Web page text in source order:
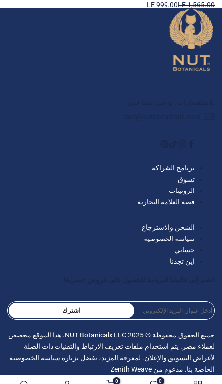
السعر
الاعتيادي
LE 1,565.00سعر
البيع
LE 999.00
برنامج الشراكة
تسوق
الروتينات
قصة العلامة التجارية
الشحن والاسترجاع
سياسة الخصوصية
حسابي
اين تجدنا
انضم إلى قائمتنا البريدية للحصول على عروض حصرية!
اشترك
جميع الحقوق محفوظة © 2025 NUT Botanicals LLC. هذا الموقع مخصص
لعملاء مصر. يتم استخدام ملفات تعريف الارتباط والتقنيات ذات الصلة
لأغراض التسويق والإعلان. لمعرفة المزيد، تفضل بزيارة سياسة الخصوصية
الخاصة بنا. مدعوم من Zenith Weave
0
0